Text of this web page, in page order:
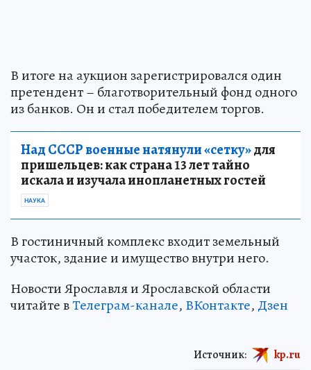
В итоге на аукцион зарегистрировался один
претендент – благотворительный фонд одного
из банков. Он и стал победителем торгов.
Над СССР военные натянули «сетку»для
пришельцев: как страна 13 лет тайно
искала и изучала инопланетных гостей
НАУКА
В гостиничный комплекс входит земельный
участок, здание и имущество внутри него.
‎Новости Ярославля и Ярославской области
читайте вТелеграм-канале, ВКонтакте, Дзен
Источник: kp.ru